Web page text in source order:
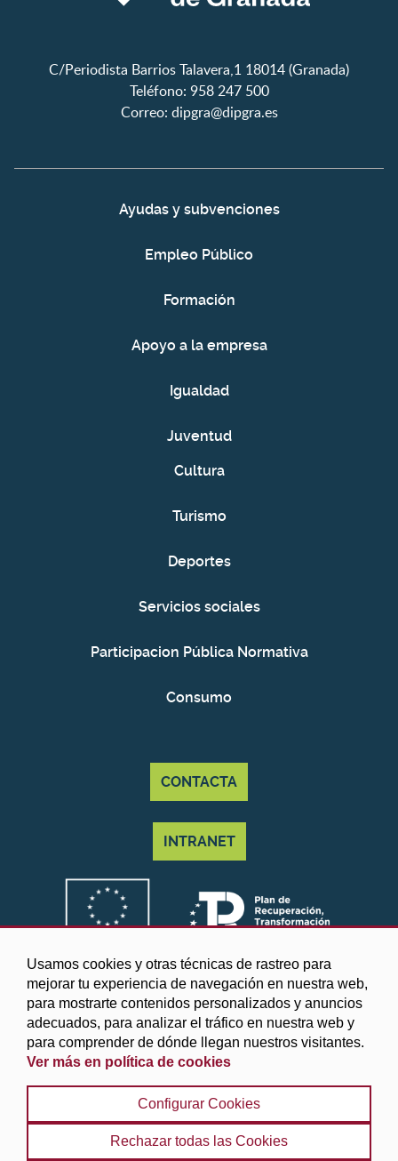
Usamos cookies y otras técnicas de rastreo para
mejorar tu experiencia de navegación en nuestra web,
para mostrarte contenidos personalizados y anuncios
adecuados, para analizar el tráfico en nuestra web y
para comprender de dónde llegan nuestros visitantes.
Ver más en política de cookies
Configurar Cookies
Rechazar todas las Cookies
C/Periodista Barrios Talavera,1 18014 (Granada)
Teléfono: 958 247 500
Correo: dipgra@dipgra.es
Ayudas y subvenciones
Empleo Público
Formación
Apoyo a la empresa
Igualdad
Juventud
Cultura
Turismo
Deportes
Servicios sociales
Participacion Pública Normativa
Consumo
CONTACTA
INTRANET
©2025 Diputación de Granada
Aviso legal y Política de privacidad | Política de cookies
Protección de datos | Accesibilidad | Búsqueda |
Mapa web